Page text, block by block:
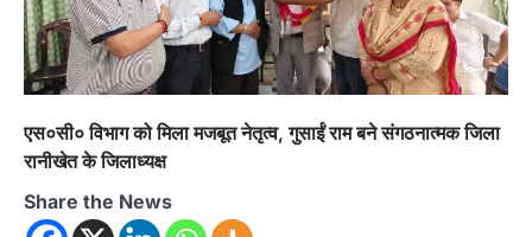
एस०सी० विभाग को मिला मजबूत नेतृत्व, गुसाईं राम बने संगठनात्मक जिला
रानीखेत के जिलाध्यक्ष
Share the News